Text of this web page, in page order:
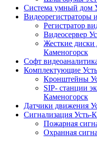
Система умный дом
Видеорегистраторы
Регистратор
Видеосервер
Жесткие диски
Каменогорск
Софт
Комплектующие
Кронштейны
SIP- станции
Каменогорск
Датчики движения
Сигнализация Усть-
Пожарная
Охранная